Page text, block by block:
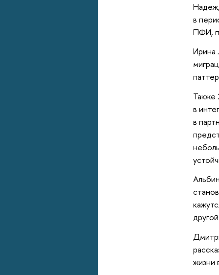
в
ПФИ,
Ирина
Также
в
в
жизни